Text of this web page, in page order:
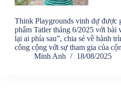
Think Playgrounds vinh dự được
phẩm Tatler tháng 6/2025 với bài
lại ai phía sau”, chia sẻ về hành
công cộng với sự tham gia của
Minh Anh
18/08/2025